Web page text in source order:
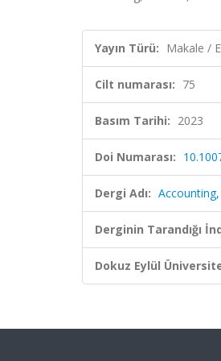
Yayın Türü: Makale /
Cilt numarası: 75
Basım Tarihi: 2023
Doi Numarası:
Dergi Adı:
Derginin Tarandığı
Dokuz Eylül